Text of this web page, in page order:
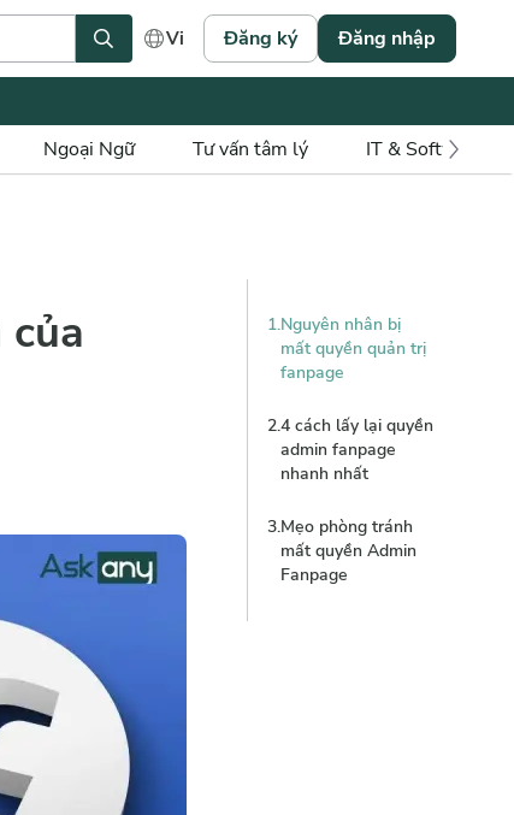
Vi Đăng ký Đăng nhập
Ngoại Ngữ Tư vấn tâm lý IT & Software
1.Nguyên nhân bị
mất quyền quản trị
fanpage
2.4 cách lấy lại quyền
admin fanpage
nhanh nhất
1.Khôi phục
fanpage
3.Mẹo phòng tránh
mất quyền Admin
Fanpage